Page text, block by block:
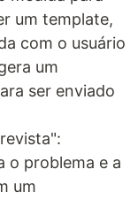
um template,
com o usuário
um
ser enviado
o problema e a
um